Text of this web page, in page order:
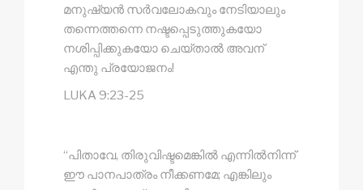
മനുഷ്യൻ സർവലോകവും നേടിയാലും
തന്നെത്തന്നെ നഷ്ടപ്പെടുത്തുകയോ
നശിപ്പിക്കുകയോ ചെയ്താൽ അവന്
എന്തു പ്രയോജനം!
LUKA 9:23-25
“പിതാവേ, തിരുവിഷ്ടമെങ്കിൽ എന്നിൽനിന്ന്
ഈ പാനപാത്രം നീക്കണമേ; എങ്കിലും